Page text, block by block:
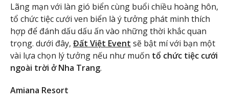
Lãng mạn với làn gió biển cùng buổi chiều hoàng hôn,
tổ chức tiệc cưới ven biển là ý tưởng phát minh thích
hợp để đánh dấu dấu ấn vào những thời khắc quan
trọng. dưới đây, Đất Việt Event sẽ bật mí với bạn một
vài lựa chọn lý tưởng nếu như muốn tổ chức tiệc cưới
ngoài trời ở Nha Trang.
Amiana Resort